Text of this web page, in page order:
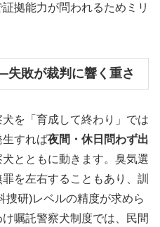
拠能力が問われるためミリ
敗が裁判に響く重さ
を「育成して終わり」では
生すれば夜間・休日問わず出
とともに動きます。臭気選
を左右することもあり、訓
捜研)レベルの精度が求めら
嘱託警察犬制度では、民間